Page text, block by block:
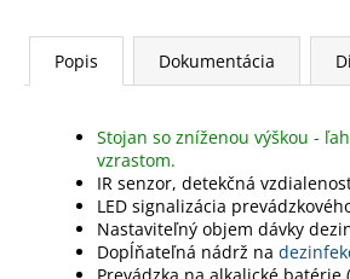
Popis Dokumentácia
Stojan so zníženou výškou -
vzrastom.
IR senzor, detekčná
LED signalizácia
Nastaviteľný objem dávky
Dopĺňateľná nádrž na
Prevádzka na alkalické batérie